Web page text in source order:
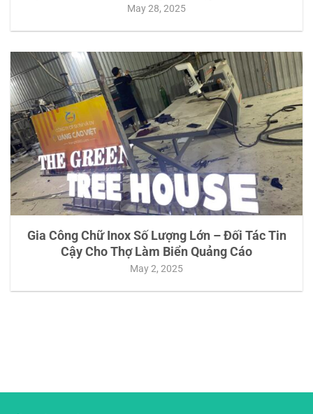
May 28, 2025
Gia Công Chữ Inox Số Lượng Lớn – Đối Tác Tin
Cậy Cho Thợ Làm Biển Quảng Cáo
May 2, 2025